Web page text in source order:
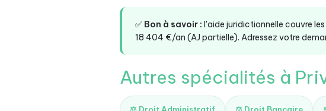
✅ Bon à savoir : l'aide juridictionnelle couvre
18 404 €/an (AJ partielle). Adressez votre
Autres spécialités à